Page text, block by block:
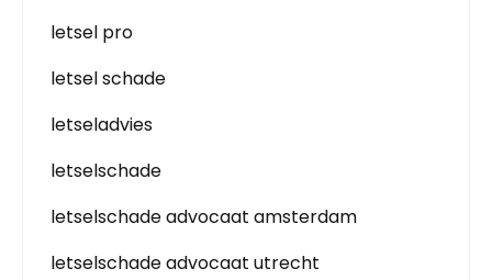
letsel pro
letsel schade
letseladvies
letselschade
letselschade advocaat amsterdam
letselschade advocaat utrecht